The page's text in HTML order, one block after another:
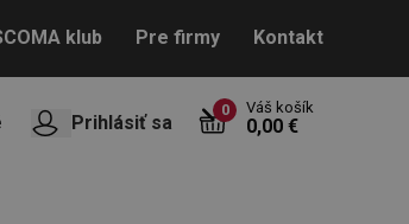
klub Pre firmy Kontakt
Prihlásiť sa
0 Váš košík
0,00 €